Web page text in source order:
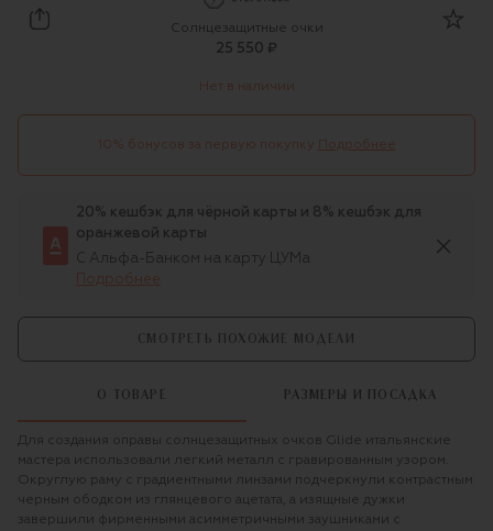
EYEPETIZER
Солнцезащитные очки
25 550 ₽
Нет в наличии
10% бонусов за первую покупку Подробнее
20% кешбэк для чёрной карты и 8% кешбэк для
оранжевой карты
С Альфа-Банком на карту ЦУМа
Подробнее
СМОТРЕТЬ ПОХОЖИЕ МОДЕЛИ
О ТОВАРЕ РАЗМЕРЫ И ПОСАДКА
Для создания оправы солнцезащитных очков Glide итальянские
мастера использовали легкий металл с гравированным узором.
Округлую раму с градиентными линзами подчеркнули контрастным
черным ободком из глянцевого ацетата, а изящные дужки
завершили фирменными асимметричными заушниками с